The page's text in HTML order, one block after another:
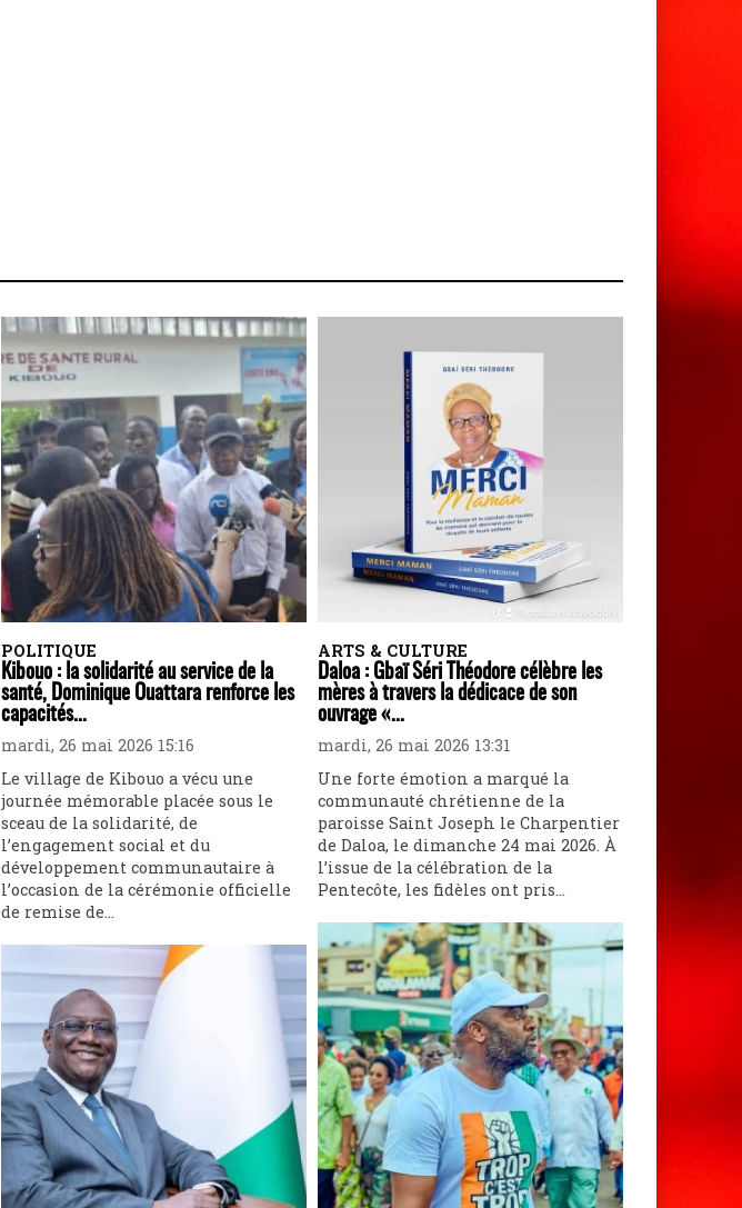
POLITIQUE
Kibouo : la solidarité au service de la
santé, Dominique Ouattara renforce les
capacités...
mardi, 26 mai 2026 15:16
Le village de Kibouo a vécu une
journée mémorable placée sous le
sceau de la solidarité, de
l’engagement social et du
développement communautaire à
l’occasion de la cérémonie officielle
de remise de...
ARTS & CULTURE
Daloa : Gbaï Séri Théodore célèbre les
mères à travers la dédicace de son
ouvrage «...
mardi, 26 mai 2026 13:31
Une forte émotion a marqué la
communauté chrétienne de la
paroisse Saint Joseph le Charpentier
de Daloa, le dimanche 24 mai 2026. À
l’issue de la célébration de la
Pentecôte, les fidèles ont pris...